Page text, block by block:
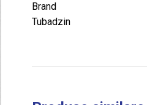
Brand
Tubadzin